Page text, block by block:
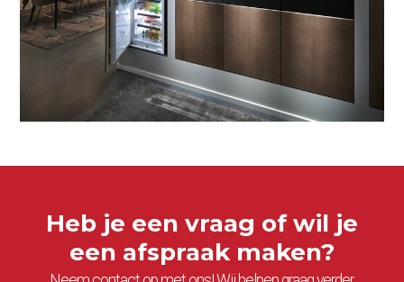
Afspraak maken
Blog
Projecten
Onze werkwijze
Ontdek onze showroom
Contact
Heb je een vraag of wil je
een afspraak maken?